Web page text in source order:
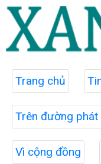
Trang chủ
Trên đường phát
Vì cộng đồng